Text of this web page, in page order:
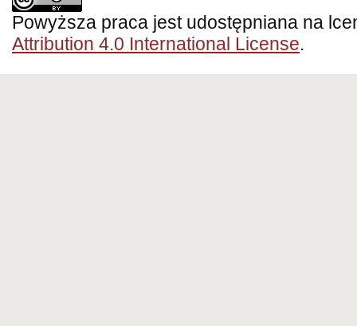
Powyższa praca jest udostępniana na
Attribution 4.0 International License.